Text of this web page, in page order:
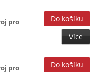
pro
Více
pro